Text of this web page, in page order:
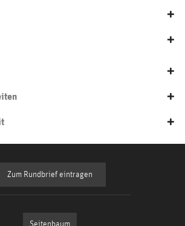
Zum Rundbrief eintragen
Seitenbaum